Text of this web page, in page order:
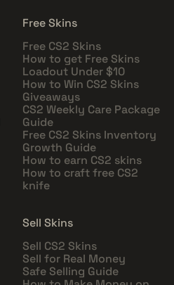
Free Skins
Free CS2 Skins
How to get Free Skins
Loadout Under $10
How to Win CS2 Skins
Giveaways
CS2 Weekly Care Package
Guide
Free CS2 Skins Inventory
Growth Guide
How to earn CS2 skins
How to craft free CS2
knife
Sell Skins
Sell CS2 Skins
Sell for Real Money
Safe Selling Guide